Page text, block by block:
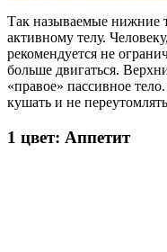
Так называемые нижние
активному телу.
рекомендуется не
больше двигаться.
«правое» пассивное
кушать и не
1 цвет: Аппетит